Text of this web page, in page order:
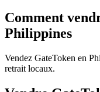
Comment
Philippines
Vendez GateToken en
retrait locaux.